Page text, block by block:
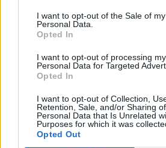
I want to opt-out of the Sale of my
Personal Data.
Opted In
I want to opt-out of processing my
Personal Data for Targeted
Opted In
I want to opt-out of Collection,
Retention, Sale, and/or Sharing
Personal Data that Is Unrelated
Purposes for which it was
Opted Out
2 696
EURÓPAI RÉSZVÉNY
Daimler